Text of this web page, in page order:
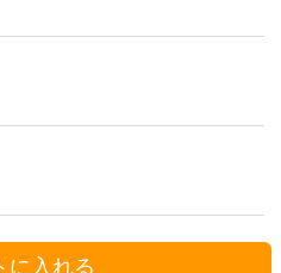
に入れる